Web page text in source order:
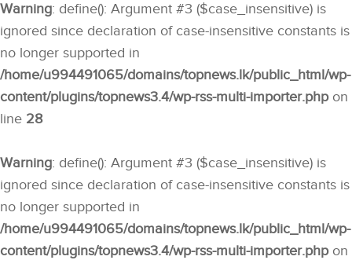
Warning: define(): Argument #3 ($case_insensitive) is
ignored since declaration of case-insensitive constants is
no longer supported in
/home/u994491065/domains/topnews.lk/public_html/wp-
content/plugins/topnews3.4/wp-rss-multi-importer.phpon
line 28
Warning: define(): Argument #3 ($case_insensitive) is
ignored since declaration of case-insensitive constants is
no longer supported in
/home/u994491065/domains/topnews.lk/public_html/wp-
content/plugins/topnews3.4/wp-rss-multi-importer.phpon